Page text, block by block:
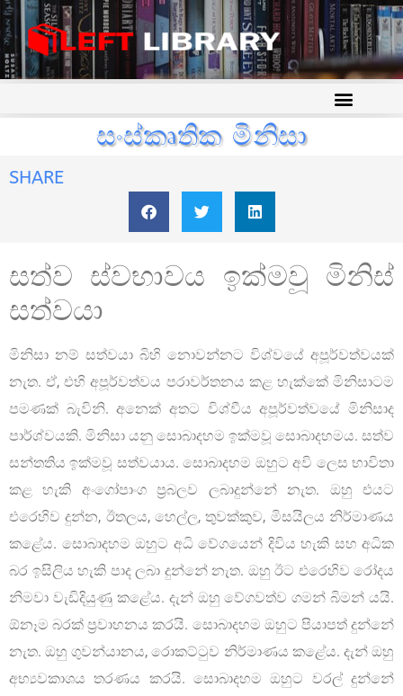
සංස්කෘතික මිනිසා
SHARE
සත්ව ස්වභාවය ඉක්මවූ මිනිස්
සත්වයා
මිනිසා නම් සත්වයා බිහි නොවන්නට විශ්වයේ අපූර්වත්වයක්
නැත. ඒ, එහි අපූර්වත්වය පරාවර්තනය කළ හැක්කේ මිනිසාටම
පමණක් බැවිනි. අනෙක් අතට විශ්වීය අපූර්වත්වයේ මිනිසාද
පාර්ශ්වයකි. මිනිසා යනු සොබාදහම ඉක්මවූ සොබාදහමය. සත්ව
සන්තතිය ඉක්මවූ සත්වයාය. සොබාදහම ඔහුට අවි ලෙස භාවිතා
කළ හැකි අංගෝපාංග ප්‍රබලව ලබාදුන්නේ නැත. ඔහු එයට
එරෙහිව දුන්න, ඊතලය, හෙල්ල, තුවක්කුව, මිසයිලය නිර්මාණය
කළේය. සොබාදහම ඔහුට අධි වේගයෙන් දිවිය හැකි සහ අධික
බර ඉසිලිය හැකි පාද ලබා දුන්නේ නැත. ඔහු ඊට එරෙහිව රෝදය
නිමවා වැඩිදියුණු කළේය. දැන් ඔහු වේගවත්ව ගමන් බිමන් යයි.
ඕනෑම බරක් ප්‍රවාහනය කරයි. සොබාදහම ඔහුට පියාපත් දුන්නේ
නැත. ඔහු ගුවන්යානය, රොකට්ටුව නිර්මාණය කළේය. දැන් ඔහු
අභ්‍යවකාශය තරණය කරයි. සොබාදහම ඔහුට වරල් දුන්නේ